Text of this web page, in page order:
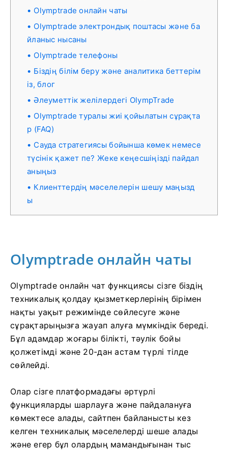
Olymptrade онлайн чаты
Olymptrade электрондық поштасы және ба
йланыс нысаны
Olymptrade телефоны
Біздің білім беру және аналитика беттерім
із, блог
Әлеуметтік желілердегі OlympTrade
Olymptrade туралы жиі қойылатын сұрақта
р (FAQ)
Сауда стратегиясы бойынша көмек немесе
түсінік қажет пе? Жеке кеңесшіңізді пайдал
аныңыз
Клиенттердің мәселелерін шешу маңызд
ы
Olymptrade онлайн чаты
Olymptrade онлайн чат функциясы сізге біздің
техникалық қолдау қызметкерлерінің бірімен
нақты уақыт режимінде сөйлесуге және
сұрақтарыңызға жауап алуға мүмкіндік береді.
Бұл адамдар жоғары білікті, тәулік бойы
қолжетімді және 20-дан астам түрлі тілде
сөйлейді.
Олар сізге платформадағы әртүрлі
функцияларды шарлауға және пайдалануға
көмектесе алады, сайтпен байланысты кез
келген техникалық мәселелерді шеше алады
және егер бұл олардың мамандығынан тыс